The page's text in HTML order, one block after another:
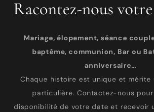
Racontez-nous
Mariage, élopement, séance
baptême, communion, Bar ou
anniversaire…
Chaque histoire est unique et mérite
particulière. Contactez-nous
disponibilité de votre date et recevoir